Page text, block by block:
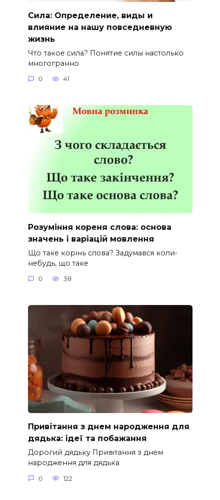
Сила: Определение, виды и
влияние на нашу повседневную
жизнь
Что такое сила? Понятие силы настолько
многогранно
0 41
Розуміння кореня слова: основа
значень і варіацій мовлення
Що таке корінь слова? Задумався коли-
небудь, що таке
0 38
Привітання з днем народження для
дядька: ідеї та побажання
Дорогий дядьку Привітання з днем
народження для дядька
0 122